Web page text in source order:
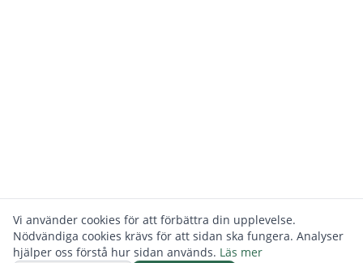
Vi använder cookies för att förbättra din upplevelse.
Nödvändiga cookies krävs för att sidan ska fungera. Analyser
hjälper oss förstå hur sidan används. Läs mer